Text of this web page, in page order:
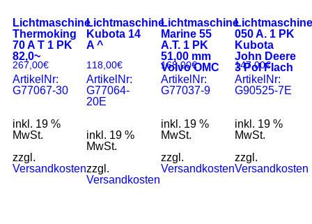
Lichtmaschine
Thermoking
70 A T 1 PK
82,0~
267,00€
ArtikelNr:
G77067-30
inkl. 19 %
MwSt.
zzgl.
Versandkosten
Lichtmaschine
Kubota 14
A ^
118,00€
ArtikelNr:
G77064-
20E
inkl. 19 %
MwSt.
zzgl.
Versandkosten
Lichtmaschine
Marine 55
A.T. 1 PK
51,00 mm
Volvo OMC
168,00€
ArtikelNr:
G77037-9
inkl. 19 %
MwSt.
zzgl.
Versandkosten
050 A. 1 PK
Kubota
John Deere
3 Pol Flach
147,00€
ArtikelNr:
G90525-7E
inkl. 19 %
MwSt.
zzgl.
Versandkosten